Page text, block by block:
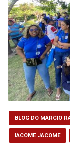
BLOG DO MARCIO
IACOME JACOME